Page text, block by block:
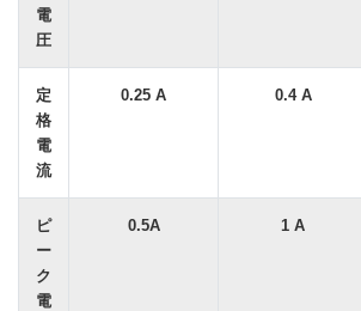
電
圧
定
格
電
流
0.25 A 0.4 A
ピ
ー
ク
電
0.5A 1 A